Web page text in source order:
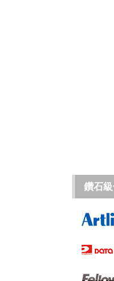
鑽石